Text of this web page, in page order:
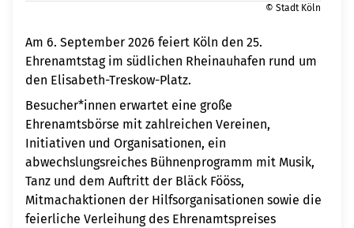
© Stadt Köln
Am 6. September 2026 feiert Köln den 25.
Ehrenamtstag im südlichen Rheinauhafen rund um
den Elisabeth-Treskow-Platz.
Besucher*innen erwartet eine große
Ehrenamtsbörse mit zahlreichen Vereinen,
Initiativen und Organisationen, ein
abwechslungsreiches Bühnenprogramm mit Musik,
Tanz und dem Auftritt der Bläck Fööss,
Mitmachaktionen der Hilfsorganisationen sowie die
feierliche Verleihung des Ehrenamtspreises